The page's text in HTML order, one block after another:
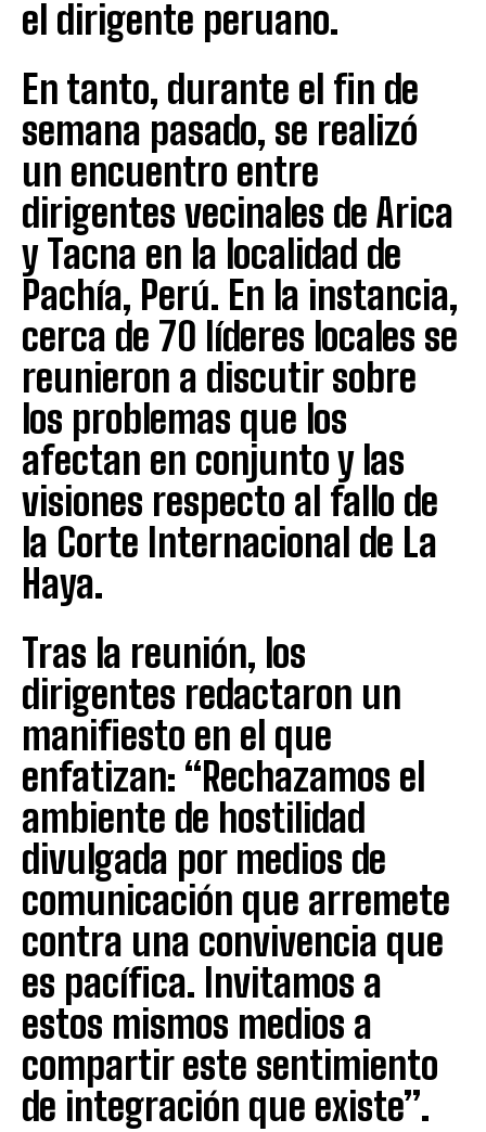
el dirigente peruano.
En tanto, durante el fin de
semana pasado, se realizó
un encuentro entre
dirigentes vecinales de Arica
y Tacna en la localidad de
Pachía, Perú. En la instancia,
cerca de 70 líderes locales se
reunieron a discutir sobre
los problemas que los
afectan en conjunto y las
visiones respecto al fallo de
la Corte Internacional de La
Haya.
Tras la reunión, los
dirigentes redactaron un
manifiesto en el que
enfatizan: “Rechazamos el
ambiente de hostilidad
divulgada por medios de
comunicación que arremete
contra una convivencia que
es pacífica. Invitamos a
estos mismos medios a
compartir este sentimiento
de integración que existe”.